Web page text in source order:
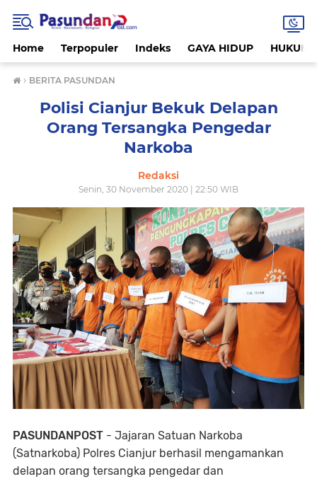
Home Terpopuler Indeks GAYA HIDUP HUKUM
› BERITA PASUNDAN
Polisi Cianjur Bekuk Delapan
Orang Tersangka Pengedar
Narkoba
Redaksi
Senin, 30 November 2020 | 22:50 WIB
PASUNDANPOST - Jajaran Satuan Narkoba
(Satnarkoba) Polres Cianjur berhasil mengamankan
delapan orang tersangka pengedar dan